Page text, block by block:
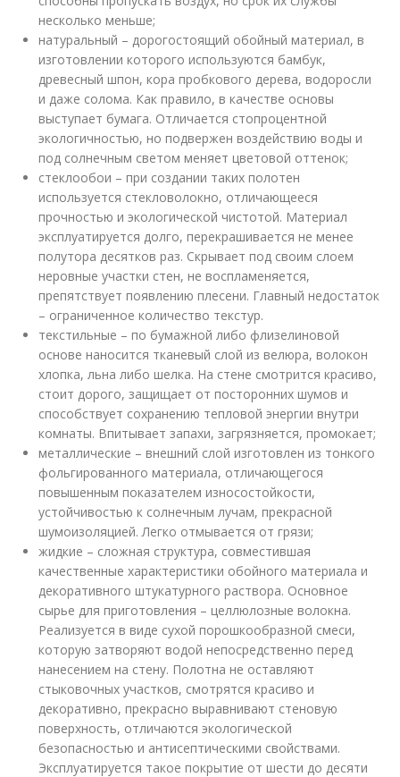
несколько меньше;
натуральный – дорогостоящий обойный материал, в
изготовлении которого используются бамбук,
древесный шпон, кора пробкового дерева, водоросли
и даже солома. Как правило, в качестве основы
выступает бумага. Отличается стопроцентной
экологичностью, но подвержен воздействию воды и
под солнечным светом меняет цветовой оттенок;
стеклообои – при создании таких полотен
используется стекловолокно, отличающееся
прочностью и экологической чистотой. Материал
эксплуатируется долго, перекрашивается не менее
полутора десятков раз. Скрывает под своим слоем
неровные участки стен, не воспламеняется,
препятствует появлению плесени. Главный недостаток
– ограниченное количество текстур.
текстильные – по бумажной либо флизелиновой
основе наносится тканевый слой из велюра, волокон
хлопка, льна либо шелка. На стене смотрится красиво,
стоит дорого, защищает от посторонних шумов и
способствует сохранению тепловой энергии внутри
комнаты. Впитывает запахи, загрязняется, промокает;
металлические – внешний слой изготовлен из тонкого
фольгированного материала, отличающегося
повышенным показателем износостойкости,
устойчивостью к солнечным лучам, прекрасной
шумоизоляцией. Легко отмывается от грязи;
жидкие – сложная структура, совместившая
качественные характеристики обойного материала и
декоративного штукатурного раствора. Основное
сырье для приготовления – целлюлозные волокна.
Реализуется в виде сухой порошкообразной смеси,
которую затворяют водой непосредственно перед
нанесением на стену. Полотна не оставляют
стыковочных участков, смотрятся красиво и
декоративно, прекрасно выравнивают стеновую
поверхность, отличаются экологической
безопасностью и антисептическими свойствами.
Эксплуатируется такое покрытие от шести до десяти